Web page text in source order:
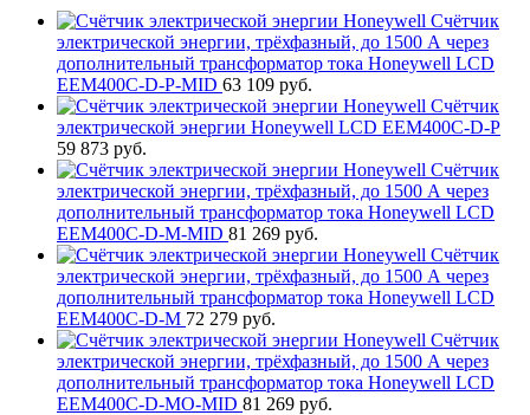
Счётчик
электрической энергии, трёхфазный, до 1500 А через
дополнительный трансформатор тока Honeywell LCD
EEM400C-D-P-MID 63 109 руб.
Счётчик
электрической энергии Honeywell LCD EEM400C-D-P
59 873 руб.
Счётчик
электрической энергии, трёхфазный, до 1500 А через
дополнительный трансформатор тока Honeywell LCD
EEM400C-D-M-MID 81 269 руб.
Счётчик
электрической энергии, трёхфазный, до 1500 А через
дополнительный трансформатор тока Honeywell LCD
EEM400C-D-M 72 279 руб.
Счётчик
электрической энергии, трёхфазный, до 1500 А через
дополнительный трансформатор тока Honeywell LCD
EEM400C-D-MO-MID 81 269 руб.